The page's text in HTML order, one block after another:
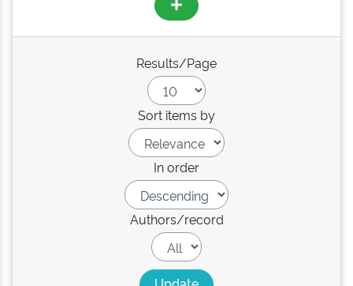
Results/Page
Sort items by
In order
Authors/record